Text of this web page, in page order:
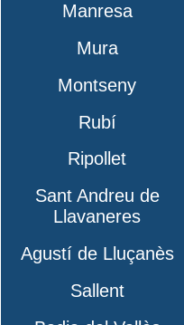
Manresa
Mura
Montseny
Rubí
Ripollet
Sant Andreu de
Llavaneres
Agustí de Lluçanès
Sallent